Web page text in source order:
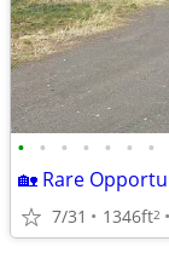
• • • • • • •
7/31 1346ft2